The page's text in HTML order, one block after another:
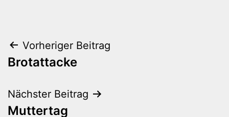
Beitragsnavigation
Vorheriger Beitrag
Brotattacke
Nächster Beitrag
Muttertag